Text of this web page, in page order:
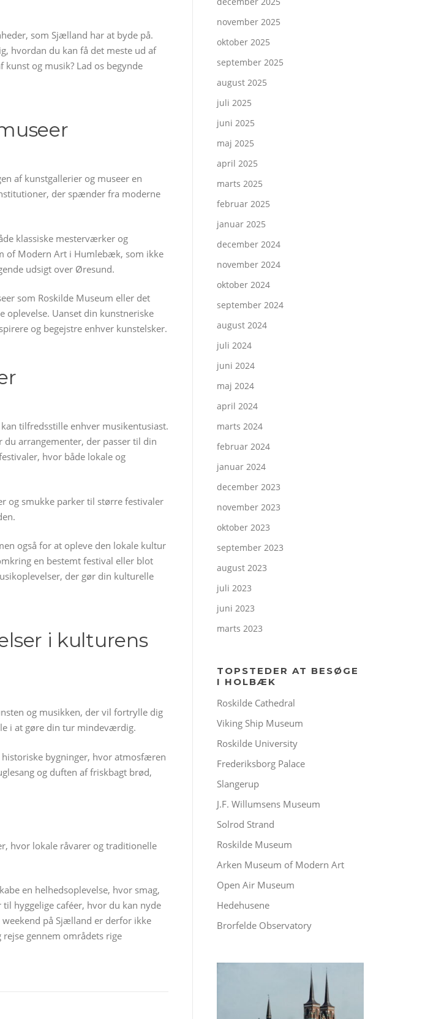
som Sjælland har at byde på.
hvordan du kan få det meste ud af
og musik? Lad os begynde
af kunstgallerier og museer en
der spænder fra moderne
klassiske mesterværker og
of Modern Art i Humlebæk, som ikke
udsigt over Øresund.
som Roskilde Museum eller det
Uanset din kunstneriske
og begejstre enhver kunstelsker.
tilfredsstille enhver musikentusiast.
arrangementer, der passer til din
hvor både lokale og
og smukke parker til større festivaler
også for at opleve den lokale kultur
en bestemt festival eller blot
der gør din kulturelle
i kulturens
og musikken, der vil fortrylle dig
i at gøre din tur mindeværdig.
bygninger, hvor atmosfæren
og duften af friskbagt brød,
hvor lokale råvarer og traditionelle
en helhedsoplevelse, hvor smag,
hyggelige caféer, hvor du kan nyde
på Sjælland er derfor ikke
gennem områdets rige
november 2025
oktober 2025
september 2025
august 2025
juli 2025
juni 2025
maj 2025
april 2025
marts 2025
februar 2025
januar 2025
december 2024
november 2024
oktober 2024
september 2024
august 2024
juli 2024
juni 2024
maj 2024
april 2024
marts 2024
februar 2024
januar 2024
december 2023
november 2023
oktober 2023
september 2023
august 2023
juli 2023
juni 2023
marts 2023
TOPSTEDER AT BESØGE
I HOLBÆK
Roskilde Cathedral
Viking Ship Museum
Roskilde University
Frederiksborg Palace
Slangerup
J.F. Willumsens Museum
Solrod Strand
Roskilde Museum
Arken Museum of Modern Art
Open Air Museum
Hedehusene
Brorfelde Observatory